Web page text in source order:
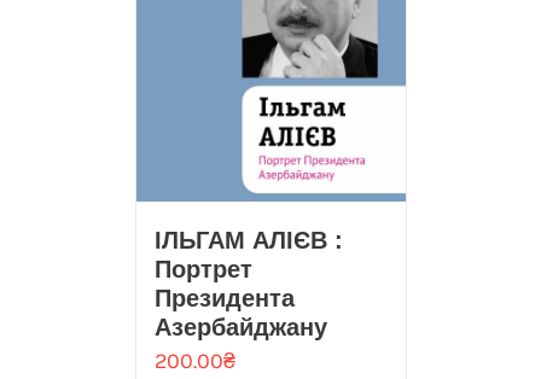
ІЛЬГАМ АЛІЄВ :
Портрет
Президента
Азербайджану
200.00₴